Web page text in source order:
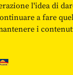
l'idea di
a fare
i